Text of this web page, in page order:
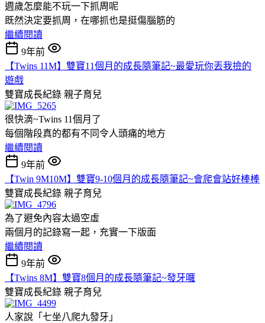
週歲怎麼能不玩一下抓周呢
既然決定要抓周，在哪抓也是挺傷腦筋的
繼續閱讀
9年前
【Twins 11M】雙寶11個月的成長隨筆記~最愛玩你丟我撿的
遊戲
雙寶成長紀錄 親子育兒
很快滴~Twins 11個月了
每個階段真的都有不同令人頭痛的地方
繼續閱讀
9年前
【Twin 9M10M】雙寶9-10個月的成長隨筆記~會爬會站好棒棒
雙寶成長紀錄 親子育兒
為了避免內容太過空虛
兩個月的記錄寫一起，充實一下版面
繼續閱讀
9年前
【Twins 8M】雙寶8個月的成長隨筆記~發牙囉
雙寶成長紀錄 親子育兒
人家說「七坐八爬九發牙」